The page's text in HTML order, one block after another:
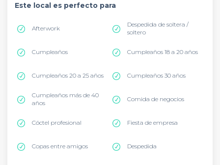
Este local es perfecto para
Afterwork
Despedida de soltera /
soltero
Cumpleaños Cumpleaños 18 a 20 años
Cumpleaños 20 a 25 años Cumpleaños 30 años
Cumpleaños más de 40
años
Comida de negocios
Cóctel profesional Fiesta de empresa
Copas entre amigos Despedida